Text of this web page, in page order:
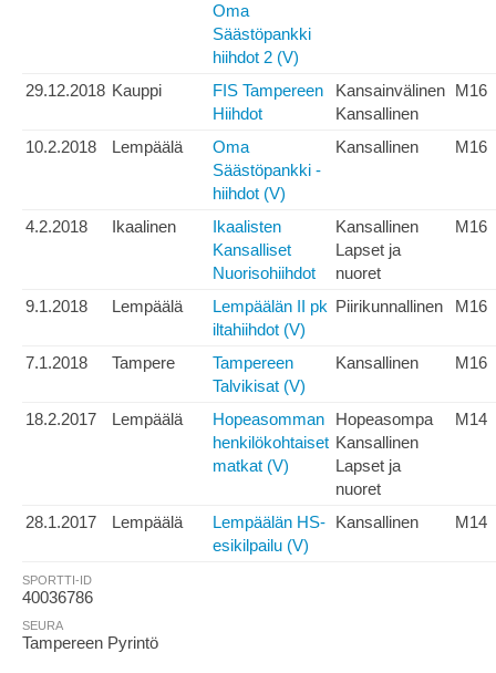
Oma
Säästöpankki
hiihdot 2 (V)
29.12.2018 Kauppi
FIS Tampereen
Hiihdot
Kansainvälinen
Kansallinen
M16
10.2.2018 Lempäälä
Oma
Säästöpankki -
hiihdot (V)
Kansallinen M16
4.2.2018 Ikaalinen
Ikaalisten
Kansalliset
Nuorisohiihdot
Kansallinen
Lapset ja
nuoret
M16
9.1.2018 Lempäälä
Lempäälän II pk
iltahiihdot (V)
Piirikunnallinen M16
7.1.2018 Tampere
Tampereen
Talvikisat (V)
Kansallinen M16
18.2.2017 Lempäälä
Hopeasomman
henkilökohtaiset
matkat (V)
Hopeasompa
Kansallinen
Lapset ja
nuoret
M14
28.1.2017 Lempäälä
Lempäälän HS-
esikilpailu (V)
Kansallinen M14
SPORTTI-ID
40036786
SEURA
Tampereen Pyrintö